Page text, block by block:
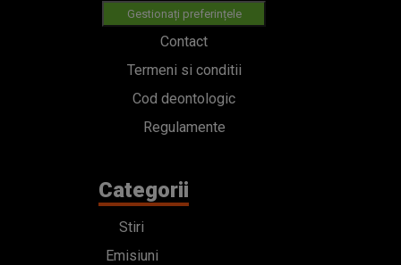
Gestionați preferințele
Contact
Termeni si conditii
Cod deontologic
Regulamente
Categorii
Stiri
Emisiuni